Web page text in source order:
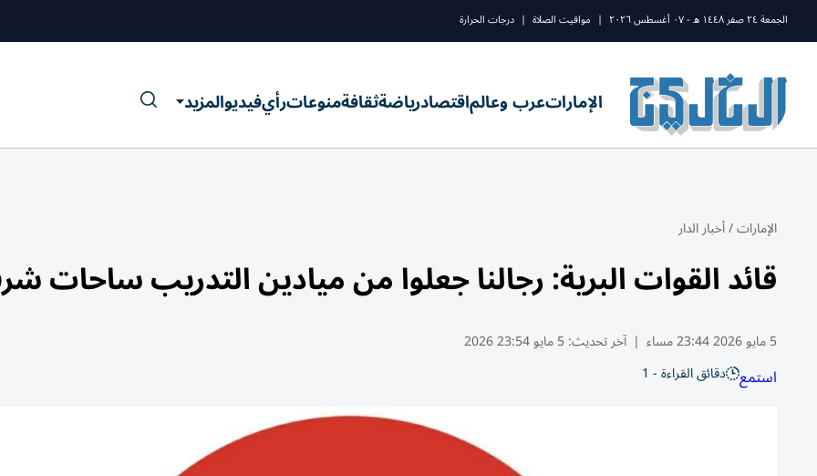
الجمعة ٢٤ صفر ١٤٤٨ ه - ٠٧ أغسطس ٢٠٢٦ | مواقيت الصلاة | درجات الحرارة
الإماراتعرب وعالماقتصادرياضةثقافةمنوعاترأيفيديوالمزيد
الإمارات/أخبار الدار
قائد القوات البرية: رجالنا جعلوا من ميادين التدريب ساحات
5 مايو 2026 23:44 مساء | آخر تحديث:5 مايو 23:54 2026
استمع دقائق القراءة - 1